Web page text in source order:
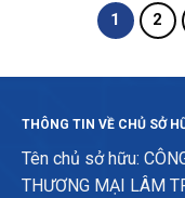
1 2
THÔNG TIN VỀ CHỦ SỞ
Tên chủ sở hữu:
THƯƠNG MẠI LÂM